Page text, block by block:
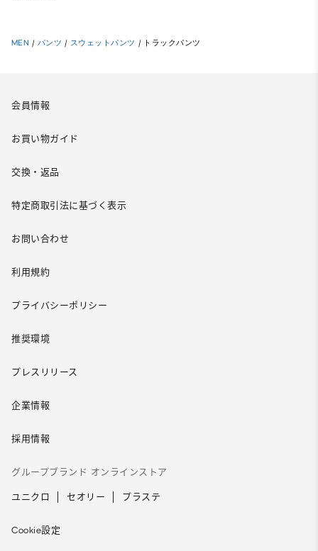
MEN / パンツ / スウェットパンツ / トラックパンツ
会員情報
お買い物ガイド
交換・返品
特定商取引法に基づく表示
お問い合わせ
利用規約
プライバシーポリシー
推奨環境
プレスリリース
企業情報
採用情報
グループブランド オンラインストア
ユニクロ セオリー プラステ
Cookie設定